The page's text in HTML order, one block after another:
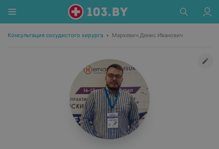
Консультация сосудистого хирурга • Маркевич Денис Иванович